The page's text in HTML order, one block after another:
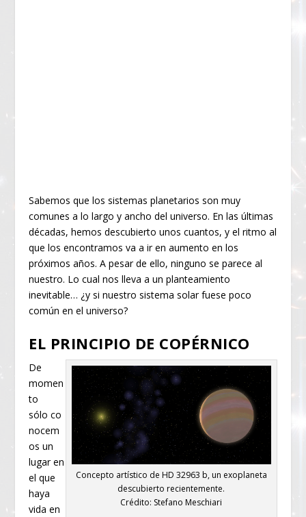
Sabemos que los sistemas planetarios son muy
comunes a lo largo y ancho del universo. En las últimas
décadas, hemos descubierto unos cuantos, y el ritmo al
que los encontramos va a ir en aumento en los
próximos años. A pesar de ello, ninguno se parece al
nuestro. Lo cual nos lleva a un planteamiento
inevitable… ¿y si nuestro sistema solar fuese poco
común en el universo?
EL PRINCIPIO DE COPÉRNICO
Concepto artístico de HD 32963 b, un exoplaneta
descubierto recientemente.
Crédito: Stefano Meschiari
De
momen
to
sólo co
nocem
os un
lugar en
el que
haya
vida en